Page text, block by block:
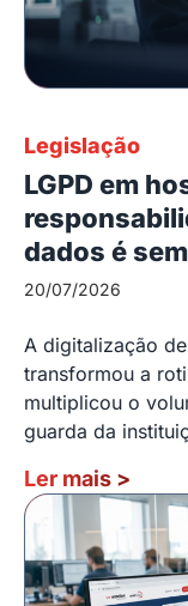
Legislação
LGPD em
dados é
20/07/2026
A digitalização
transformou a
multiplicou o
guarda da
Ler mais >